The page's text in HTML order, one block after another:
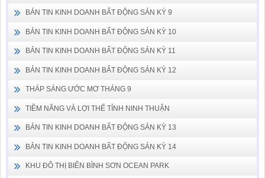
BẢN TIN KINH DOANH BẤT ĐỘNG SẢN KỲ 9
BẢN TIN KINH DOANH BẤT ĐỘNG SẢN KỲ 10
BẢN TIN KINH DOANH BẤT ĐỘNG SẢN KỲ 11
BẢN TIN KINH DOANH BẤT ĐỘNG SẢN KỲ 12
THÁP SÁNG ƯỚC MƠ THÁNG 9
TIỀM NĂNG VÀ LỢI THẾ TỈNH NINH THUẬN
BẢN TIN KINH DOANH BẤT ĐỘNG SẢN KỲ 13
BẢN TIN KINH DOANH BẤT ĐỘNG SẢN KỲ 14
KHU ĐÔ THỊ BIỂN BÌNH SƠN OCEAN PARK